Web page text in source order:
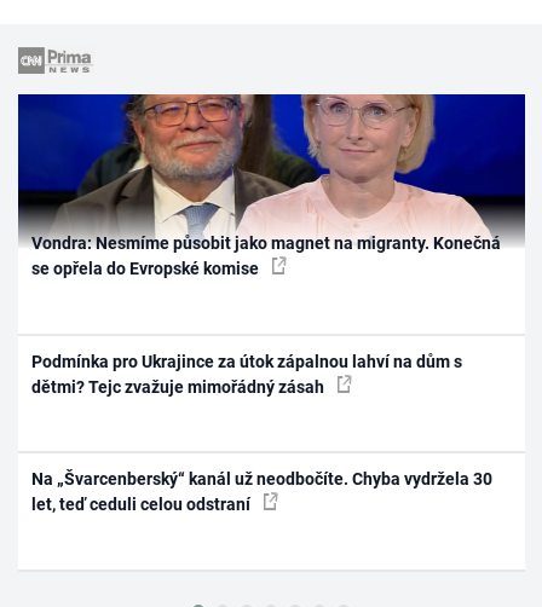
Vondra: Nesmíme působit jako magnet na migranty. Konečná
se opřela do Evropské komise
Podmínka pro Ukrajince za útok zápalnou lahví na dům s
dětmi? Tejc zvažuje mimořádný zásah
Na „Švarcenberský“ kanál už neodbočíte. Chyba vydržela 30
let, teď ceduli celou odstraní